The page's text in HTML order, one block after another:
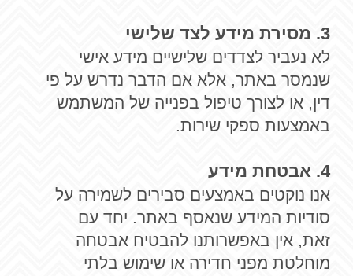
3. מסירת מידע לצד שלישי
לא נעביר לצדדים שלישיים מידע אישי
שנמסר באתר, אלא אם הדבר נדרש על פי
דין, או לצורך טיפול בפנייה של המשתמש
באמצעות ספקי שירות.
4. אבטחת מידע
אנו נוקטים באמצעים סבירים לשמירה על
סודיות המידע שנאסף באתר. יחד עם
זאת, אין באפשרותנו להבטיח אבטחה
מוחלטת מפני חדירה או שימוש בלתי